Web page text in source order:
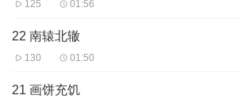
125 01:56
22 南辕北辙
130 01:50
21 画饼充饥